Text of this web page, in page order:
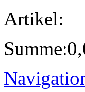
Artikel:
Summe: